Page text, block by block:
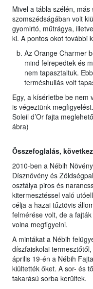
Mivel a tábla szélén,
szomszédságában volt
gyomirtó, műtrágya,
ki. A pontos okot további
Az Orange Charmer
mind felrepedtek és
nem tapasztaltuk.
terméshullás volt
Egy, a kísérletbe be nem
is végeztünk
Soleil d’Or fajta
ábra)
Összefoglalás,
2010-ben a Nébih
Dísznövény és
osztálya piros és
kitermesztéssel való
célja a hazai tűztövis
felmérése volt, de a
volna megfigyelni.
A mintákat a Nébih
díszfaiskolai
április 19-én a Nébih
kiültették őket. A sor- és
takarású sorba kerültek.